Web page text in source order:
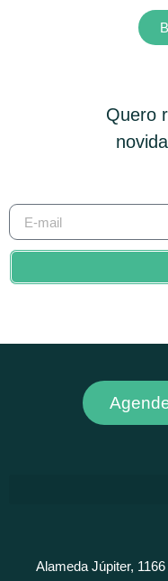
Quero
Alameda Júpiter,